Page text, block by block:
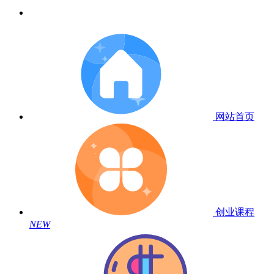
网站首页
创业课程
NEW